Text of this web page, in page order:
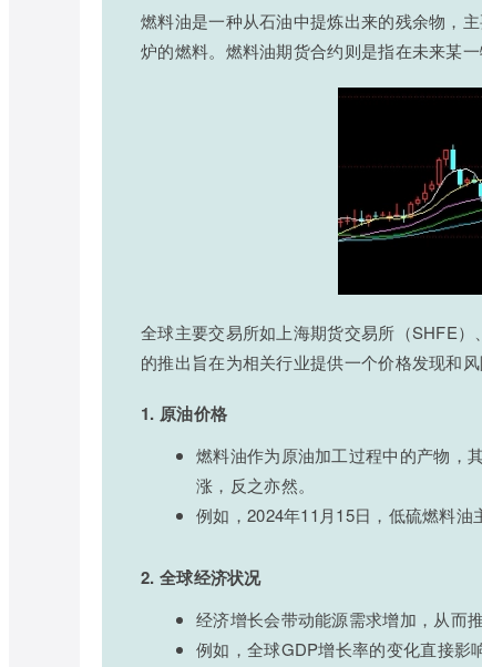
燃料油是一种从石油中提炼出来的残余物，
炉的燃料。燃料油期货合约则是指在未来某
全球主要交易所如上海期货交易所（SHFE
的推出旨在为相关行业提供一个价格发现和风
1. 原油价格
燃料油作为原油加工过程中的产物，
涨，反之亦然。
例如，2024年11月15日，低硫燃料油
2. 全球经济状况
经济增长会带动能源需求增加，从而
例如，全球GDP增长率的变化直接影